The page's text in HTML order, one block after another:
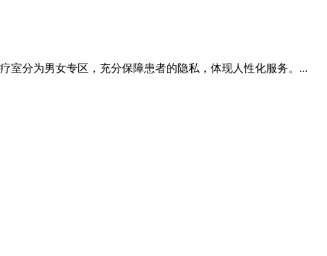
室分为男女专区，充分保障患者的隐私，体现人性化服务。...